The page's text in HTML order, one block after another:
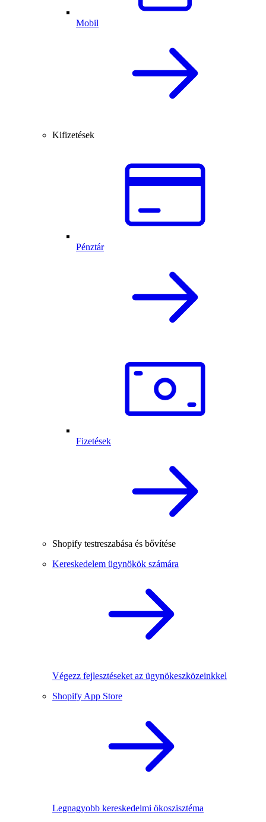
Mobil
Kifizetések
Pénztár
Fizetések
Shopify testreszabása és bővítése
Kereskedelem ügynökök számára
Végezz fejlesztéseket az ügynökeszközeinkkel
Shopify App Store
Legnagyobb kereskedelmi ökoszisztéma